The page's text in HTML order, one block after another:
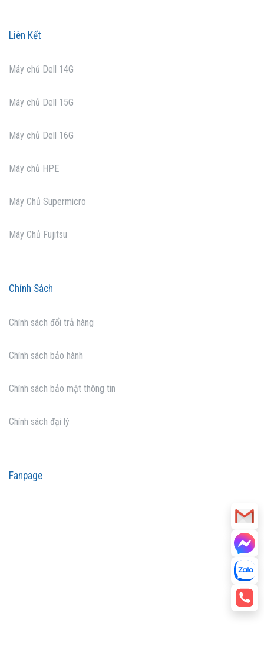
Liên Kết
Máy chủ Dell 14G
Máy chủ Dell 15G
Máy chủ Dell 16G
Máy chủ HPE
Máy Chủ Supermicro
Máy Chủ Fujitsu
Chính Sách
Chính sách đổi trả hàng
Chính sách bảo hành
Chính sách bảo mật thông tin
Chính sách đại lý
Fanpage